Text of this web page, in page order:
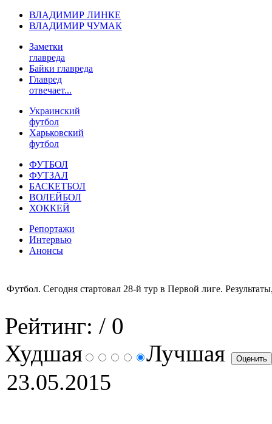
ВЛАДИМИР ЛИНКЕ
ВЛАДИМИР ЧУМАК
Заметки
главреда
Байки главреда
Главред
отвечает...
Украинский
футбол
Харьковский
футбол
ФУТБОЛ
ФУТЗАЛ
БАСКЕТБОЛ
ВОЛЕЙБОЛ
ХОККЕЙ
Репортажи
Интервью
Анонсы
Футбол. Сегодня стартовал 28-й тур в Первой лиге.
Рейтинг: / 0
Худшая
Лучшая
23.05.2015